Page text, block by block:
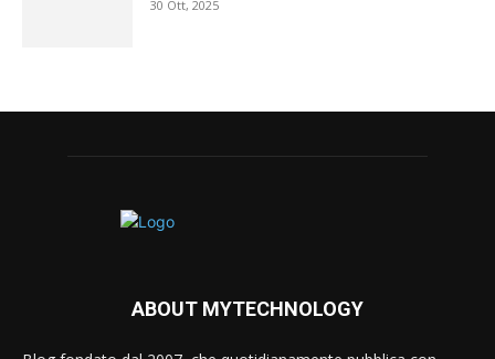
30 Ott, 2025
ABOUT MYTECHNOLOGY